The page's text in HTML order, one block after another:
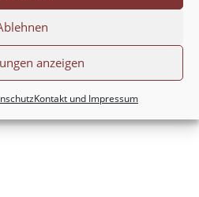
anzeigen
Kontakt und Impressum